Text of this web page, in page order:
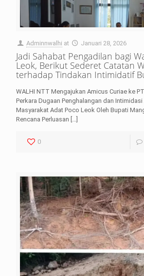
Adminnwalhi at Januari 28, 2026
Jadi Sahabat Pengadilan bagi
Leok, Berikut Sederet Catatan
terhadap Tindakan Intimidatif
WALHI NTT Mengajukan Amicus Curiae ke
Perkara Dugaan Penghalangan dan
Masyarakat Adat Poco Leok Oleh Bupati
Rencana Perluasan
0